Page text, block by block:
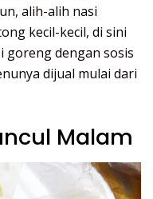
alih-alih nasi
kecil-kecil, di sini
goreng dengan sosis
dijual mulai dari
Malam